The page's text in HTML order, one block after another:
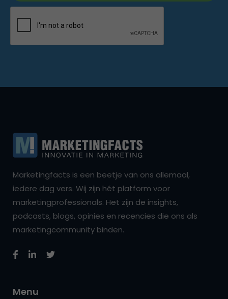
Marketingfacts is een beetje van ons allemaal,
iedere dag vers. Wij zijn hét platform voor
marketingprofessionals. Het zijn de insights,
podcasts, blogs, opinies en recencies die ons als
marketingcommunity binden.
Menu